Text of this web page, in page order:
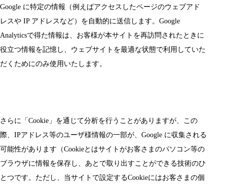
Google に特定の情報（例えばアクセスしたページのウェブアド
レスや IP アドレスなど）を自動的に送信します。Google
Analyticsで得た情報は、お客様が本サイトを再訪問されたときに
役立つ情報を記憶し、ウェブサイトを最適な状態で利用していた
だくためにのみ使用いたします。
さらに「Cookie」を通じて分析を行うことがありますが、この
際、IPアドレス等のユーザ様情報の一部が、Google に収集される
可能性があります（Cookieとはサイトがお客さまのパソコン等の
ブラウザに情報を保存し、あとで取り出すことができる技術のひ
とつです。ただし、当サイトで設定するCookieにはお客さまの個